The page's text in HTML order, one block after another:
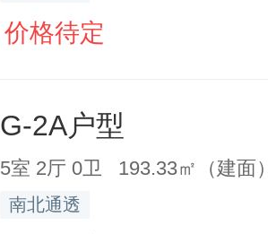
价格待定
G-2A户型
5室 2厅 0卫 193.33㎡（建面
南北通透